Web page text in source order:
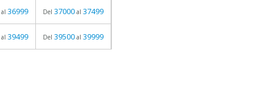
al 36999 Del 37000 al 37499
al 39499 Del 39500 al 39999